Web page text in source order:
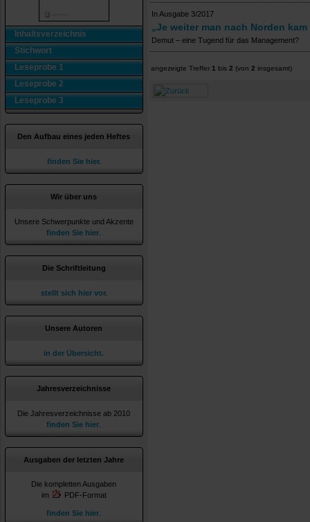
Inhaltsverzeichnis
Stichwort
Leseprobe 1
Leseprobe 2
Leseprobe 3
Den Aufbau eines jeden Heftes
finden Sie hier.
Wir über uns
Unsere Schwerpunkte und Akzente
finden Sie hier
Die Schriftleitung
stellt sich hier vor.
Unsere Autoren
in der Übersicht.
Jahresverzeichnisse
Die Jahresverzeichnisse ab 2010
finden Sie hier
Ausgaben der letzten Jahre
Die kompletten Ausgaben
im
PDF-Format
finden Sie hier
In Ausgabe 3/2017
„Je weiter man nach Norden
Demut – eine Tugend für das Management?
angezeigte Treffer 1 bis 2 (von 2 insgesamt)